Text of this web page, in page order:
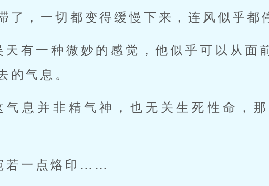
了，一切都变得缓慢下来，连风似乎都
天有一种微妙的感觉，他似乎可以从面
的气息。
气息并非精气神，也无关生死性命，
若一点烙印……